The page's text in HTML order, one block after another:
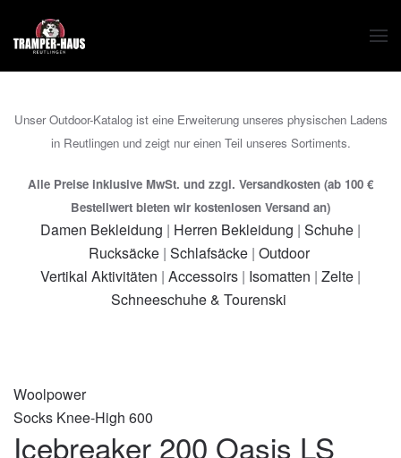
Zum Hauptinhalt springen
Unser Outdoor-Katalog ist eine Erweiterung unseres physischen Ladens
in Reutlingen und zeigt nur einen Teil unseres Sortiments.
Alle Preise inklusive MwSt. und zzgl. Versandkosten (ab 100 €
Bestellwert bieten wir kostenlosen Versand an)
Damen Bekleidung | Herren Bekleidung | Schuhe |
Rucksäcke| Schlafsäcke| Outdoor
Vertikal Aktivitäten | Accessoirs | Isomatten | Zelte |
Schneeschuhe & Tourenski
Woolpower
Socks Knee-High 600
Icebreaker 200 Oasis LS